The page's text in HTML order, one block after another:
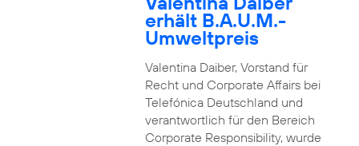
erhält B.A.U.M.-
Umweltpreis
Valentina Daiber, Vorstand für
Recht und Corporate Affairs bei
Telefónica Deutschland und
verantwortlich für den Bereich
Corporate Responsibility, wurde